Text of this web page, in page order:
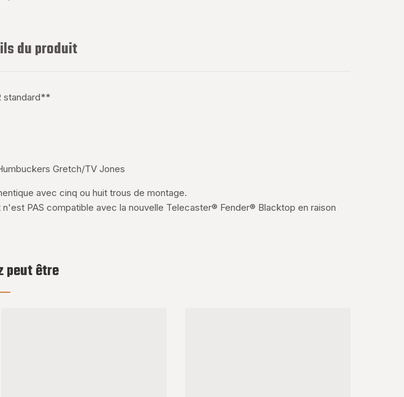
du produit
standard**
Gretch/TV Jones
avec cinq ou huit trous de montage.
PAS compatible avec la nouvelle Telecaster® Fender® Blacktop en raison
peut être